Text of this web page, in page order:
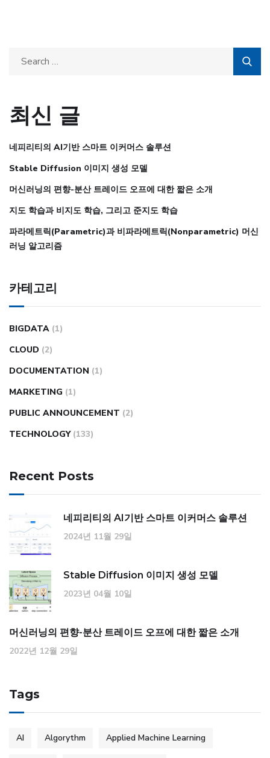
최신 글
네피리티의 AI기반 스마트 이커머스 솔루션
Stable Diffusion 이미지 생성 모델
머신러닝의 편향-분산 트레이드 오프에 대한 짧은 소개
지도 학습과 비지도 학습, 그리고 준지도 학습
파라메트릭(Parametric)과 비파라메트릭(Nonparametric) 머신
러닝 알고리즘
카테고리
BIGDATA (1)
CLOUD (2)
DOCUMENTATION (1)
MARKETING (1)
PUBLIC ANNOUNCEMENT (2)
TECHNOLOGY (133)
Recent Posts
네피리티의 AI기반 스마트 이커머스 솔루션
2024년 11월 29일
Stable Diffusion 이미지 생성 모델
2023년 04월 10일
머신러닝의 편향-분산 트레이드 오프에 대한 짧은 소개
2022년 12월 29일
Tags
AI Algorythm Applied Machine Learning